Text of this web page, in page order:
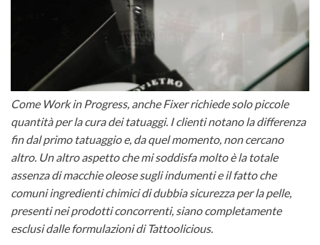
Come Work in Progress, anche Fixer richiede solo piccole
quantità per la cura dei tatuaggi. I clienti notano la differenza
fin dal primo tatuaggio e, da quel momento, non cercano
altro. Un altro aspetto che mi soddisfa molto è la totale
assenza di macchie oleose sugli indumenti e il fatto che
comuni ingredienti chimici di dubbia sicurezza per la pelle,
presenti nei prodotti concorrenti, siano completamente
esclusi dalle formulazioni di Tattoolicious.